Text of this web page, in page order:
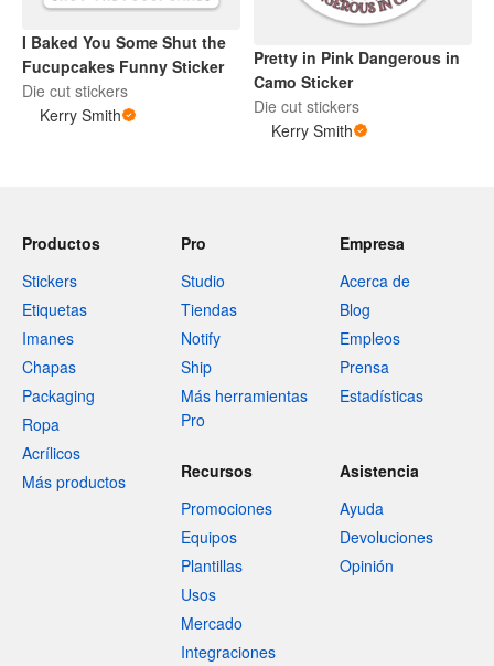
I Baked You Some Shut the
Fucupcakes Funny Sticker
Die cut stickers
Kerry Smith
Pretty in Pink Dangerous in
Camo Sticker
Die cut stickers
Kerry Smith
Productos
Stickers
Etiquetas
Imanes
Chapas
Packaging
Ropa
Acrílicos
Más productos
Pro
Studio
Tiendas
Notify
Ship
Más herramientas
Pro
Empresa
Acerca de
Blog
Empleos
Prensa
Estadísticas
Recursos
Promociones
Equipos
Plantillas
Usos
Mercado
Integraciones
Asistencia
Ayuda
Devoluciones
Opinión